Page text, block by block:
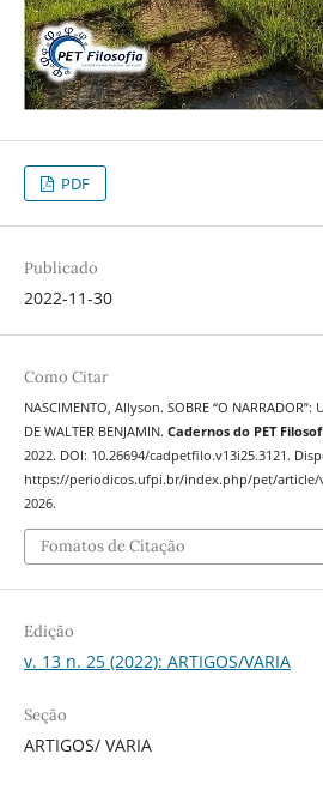
PDF
Publicado
2022-11-30
Como Citar
NASCIMENTO, Allyson. SOBRE “O NARRADOR”:
DE WALTER BENJAMIN. Cadernos do PET
2022. DOI: 10.26694/cadpetfilo.v13i25.3121.
https://periodicos.ufpi.br/index.php/pet/article/
2026.
Fomatos de Citação
Edição
v. 13 n. 25 (2022): ARTIGOS/VARIA
Seção
ARTIGOS/ VARIA